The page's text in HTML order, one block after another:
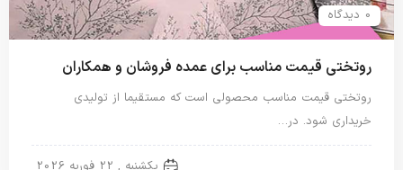
0 دیدگاه
روتختی قیمت مناسب برای عمده فروشان و همکاران
روتختی قیمت مناسب محصولی است که مستقیما از تولیدی
خریداری شود. در…
یکشنبه , 22 فوریه 2026